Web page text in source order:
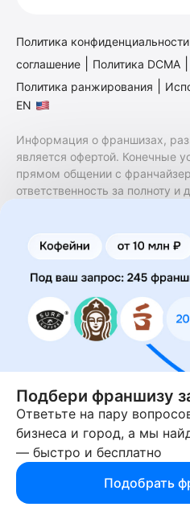
Политика конфиденциальности
соглашение
Политика DCMA
Политика ранжирования
EN
Информация о франшизах,
является офертой. Конечные
прямом общении с
ответственность за полноту и
финансовые услуги.
коммерческой концессии
правообладателями/их
не является посредником или
правообладателя и не несет
предоставления франшизы и
осуществленные на
на сайте или полученной
предоставленной информации
правообладатель.
© 2013-2026 Бизнесменс.ру. ИП
166109472099 ОГРН
При использовании материалов
обязательна. 12+
Подбери франшизу
Ответьте на пару
бизнеса и город, а мы
— быстро и бесплатно
Подобрать